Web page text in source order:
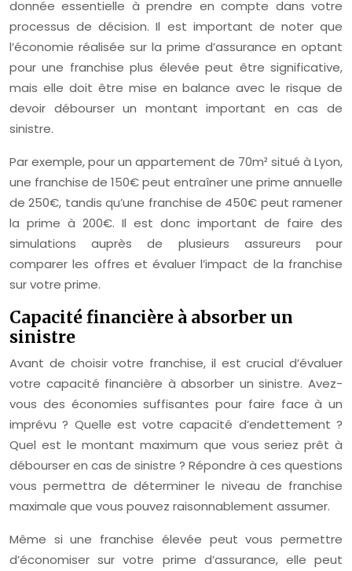
donnée essentielle à prendre en compte dans votre
processus de décision. Il est important de noter que
l’économie réalisée sur la prime d’assurance en optant
pour une franchise plus élevée peut être significative,
mais elle doit être mise en balance avec le risque de
devoir débourser un montant important en cas de
sinistre.
Par exemple, pour un appartement de 70m² situé à Lyon,
une franchise de 150€ peut entraîner une prime annuelle
de 250€, tandis qu’une franchise de 450€ peut ramener
la prime à 200€. Il est donc important de faire des
simulations auprès de plusieurs assureurs pour
comparer les offres et évaluer l’impact de la franchise
sur votre prime.
Capacité financière à absorber un
sinistre
Avant de choisir votre franchise, il est crucial d’évaluer
votre capacité financière à absorber un sinistre. Avez-
vous des économies suffisantes pour faire face à un
imprévu ? Quelle est votre capacité d’endettement ?
Quel est le montant maximum que vous seriez prêt à
débourser en cas de sinistre ? Répondre à ces questions
vous permettra de déterminer le niveau de franchise
maximale que vous pouvez raisonnablement assumer.
Même si une franchise élevée peut vous permettre
d’économiser sur votre prime d’assurance, elle peut